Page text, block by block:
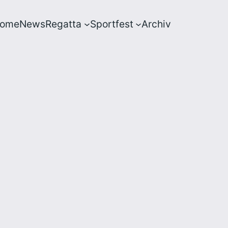
NewsRegatta Sportfest Archiv